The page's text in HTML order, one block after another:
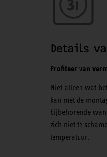
Details
Profiteer van
Niet alleen wat
kan met de
bijbehorende
zich niet te
temperatuur.